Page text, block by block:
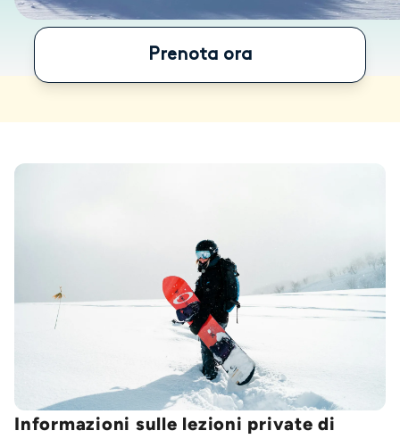
Prenota ora
Informazioni sulle lezioni private di